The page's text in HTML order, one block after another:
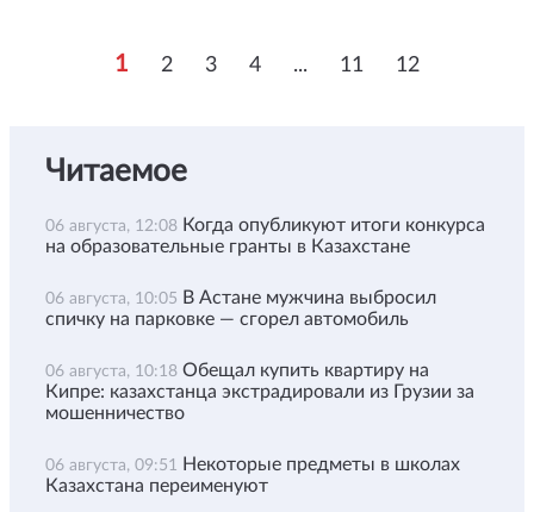
1 2 3 4 ... 11 12
Читаемое
06 августа, 12:08 Когда опубликуют итоги конкурса
на образовательные гранты в Казахстане
06 августа, 10:05 В Астане мужчина выбросил
спичку на парковке — сгорел автомобиль
06 августа, 10:18 Обещал купить квартиру на
Кипре: казахстанца экстрадировали из Грузии за
мошенничество
06 августа, 09:51
Некоторые предметы в школах
Казахстана переименуют